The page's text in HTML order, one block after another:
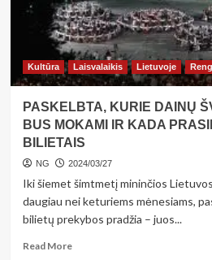
Kultūra Laisvalaikis Lietuvoje
PASKELBTA, KURIE DAINŲ
BUS MOKAMI IR KADA
BILIETAIS
NG 2024/03/27
Iki šiemet šimtmetį mininčios
daugiau nei keturiems mėnesiams,
bilietų prekybos pradžia – juos...
Read MoreRead